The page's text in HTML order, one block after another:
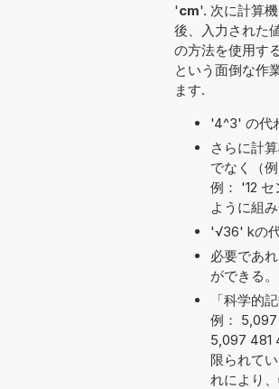
'cm'. 次に計算
後、入力された
の方法を使用す
という面倒な作
ます.
'4^3' の代
さらに計
でなく（
例： '12
ように組
'√36' kの
必要であ
ができる。
「科学的
例：
5,097 481
限られて
れにより